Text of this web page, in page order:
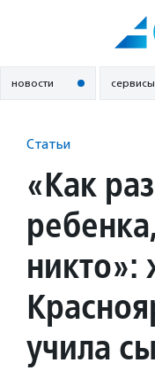
новости сервисы
Статьи
«Как
никто»:
учила